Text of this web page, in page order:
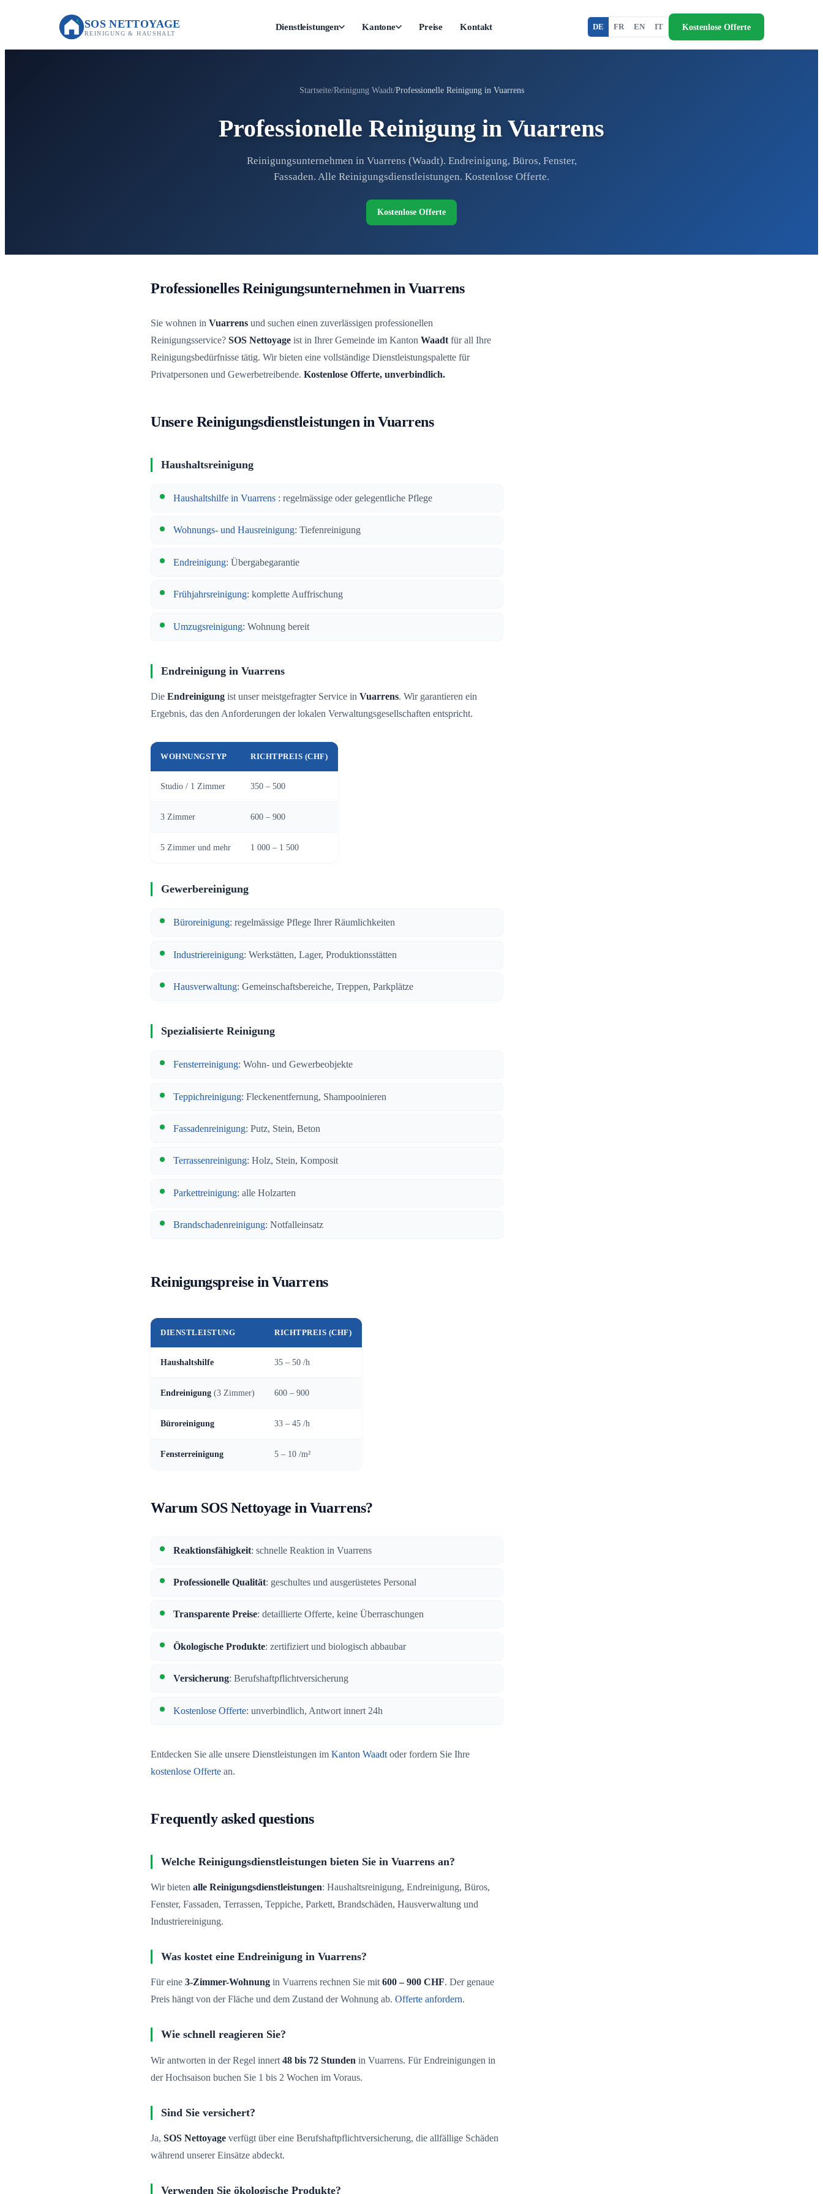
SOS NETTOYAGE
REINIGUNG & HAUSHALT
Dienstleistungen Kantone Preise Kontakt DE FR EN IT Kostenlose Offerte
Startseite Reinigung Waadt Professionelle Reinigung in Vuarrens
Professionelle Reinigung in Vuarrens
Reinigungsunternehmen in Vuarrens (Waadt). Endreinigung, Büros, Fenster,
Fassaden. Alle Reinigungsdienstleistungen. Kostenlose Offerte.
Kostenlose Offerte
Professionelles Reinigungsunternehmen in Vuarrens
Sie wohnen in Vuarrens und suchen einen zuverlässigen professionellen
Reinigungsservice? SOS Nettoyage ist in Ihrer Gemeinde im Kanton Waadtfür all Ihre
Reinigungsbedürfnisse tätig. Wir bieten eine vollständige Dienstleistungspalette für
Privatpersonen und Gewerbetreibende. Kostenlose Offerte, unverbindlich.
Unsere Reinigungsdienstleistungen in Vuarrens
Haushaltsreinigung
Haushaltshilfe in Vuarrens : regelmässige oder gelegentliche Pflege
Wohnungs- und Hausreinigung: Tiefenreinigung
Endreinigung: Übergabegarantie
Frühjahrsreinigung: komplette Auffrischung
Umzugsreinigung: Wohnung bereit
Endreinigung in Vuarrens
Die Endreinigung ist unser meistgefragter Service in Vuarrens. Wir garantieren ein
Ergebnis, das den Anforderungen der lokalen Verwaltungsgesellschaften entspricht.
WOHNUNGSTYP RICHTPREIS (CHF)
Studio / 1 Zimmer 350 – 500
3 Zimmer 600 – 900
5 Zimmer und mehr 1 000 – 1 500
Gewerbereinigung
Büroreinigung: regelmässige Pflege Ihrer Räumlichkeiten
Industriereinigung: Werkstätten, Lager, Produktionsstätten
Hausverwaltung: Gemeinschaftsbereiche, Treppen, Parkplätze
Spezialisierte Reinigung
Fensterreinigung: Wohn- und Gewerbeobjekte
Teppichreinigung: Fleckenentfernung, Shampooinieren
Fassadenreinigung: Putz, Stein, Beton
Terrassenreinigung: Holz, Stein, Komposit
Parkettreinigung: alle Holzarten
Brandschadenreinigung: Notfalleinsatz
Reinigungspreise in Vuarrens
DIENSTLEISTUNG RICHTPREIS (CHF)
Haushaltshilfe 35 – 50 /h
Endreinigung (3 Zimmer) 600 – 900
Büroreinigung 33 – 45 /h
Fensterreinigung 5 – 10 /m²
Warum SOS Nettoyage in Vuarrens?
Reaktionsfähigkeit: schnelle Reaktion in Vuarrens
Professionelle Qualität: geschultes und ausgerüstetes Personal
Transparente Preise: detaillierte Offerte, keine Überraschungen
Ökologische Produkte: zertifiziert und biologisch abbaubar
Versicherung: Berufshaftpflichtversicherung
Kostenlose Offerte: unverbindlich, Antwort innert 24h
Entdecken Sie alle unsere Dienstleistungen im Kanton Waadtoder fordern Sie Ihre
kostenlose Offerte an.
Frequently asked questions
Welche Reinigungsdienstleistungen bieten Sie in Vuarrens an?
Wir bieten alle Reinigungsdienstleistungen: Haushaltsreinigung, Endreinigung, Büros,
Fenster, Fassaden, Terrassen, Teppiche, Parkett, Brandschäden, Hausverwaltung und
Industriereinigung.
Was kostet eine Endreinigung in Vuarrens?
Für eine 3-Zimmer-Wohnung in Vuarrens rechnen Sie mit600 – 900 CHF. Der genaue
Preis hängt von der Fläche und dem Zustand der Wohnung ab. Offerte anfordern.
Wie schnell reagieren Sie?
Wir antworten in der Regel innert 48 bis 72 Stunden in Vuarrens. Für Endreinigungen in
der Hochsaison buchen Sie 1 bis 2 Wochen im Voraus.
Sind Sie versichert?
Ja, SOS Nettoyage verfügt über eine Berufshaftpflichtversicherung, die allfällige Schäden
während unserer Einsätze abdeckt.
Verwenden Sie ökologische Produkte?